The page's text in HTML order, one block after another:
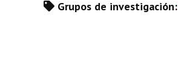
Grupos de investigación: